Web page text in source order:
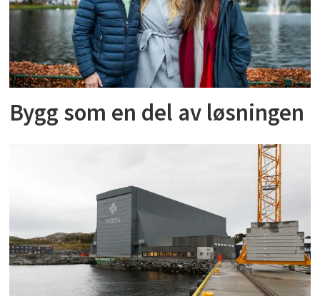
Bygg som en del av løsningen